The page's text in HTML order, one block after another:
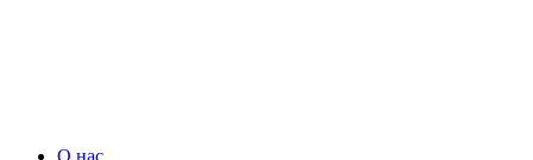
О нас